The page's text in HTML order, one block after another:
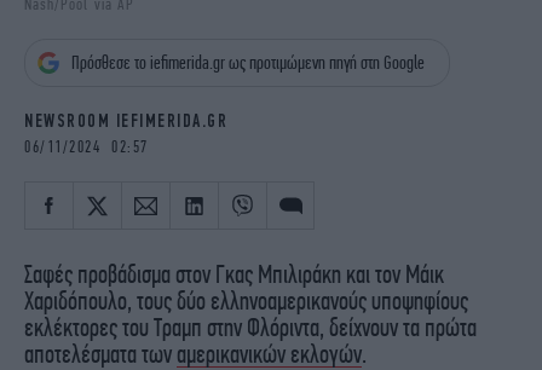
iBOOKS
OSCARS
NEWSLETTER
Nash/Pool via AP
Πρόσθεσε το iefimerida.gr ως προτιμώμενη πηγή στη Google
NEWSROOM IEFIMERIDA.GR
06/11/2024 02:57
Σαφές προβάδισμα στον Γκας Μπιλιράκη και τον Μάικ
Χαριδόπουλο, τους δύο ελληνοαμερικανούς υποψηφίους
εκλέκτορες του Τραμπ στην Φλόριντα, δείχνουν τα πρώτα
αποτελέσματα των αμερικανικών εκλογών.